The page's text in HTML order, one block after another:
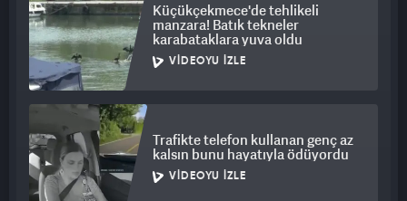
Küçükçekmece'de tehlikeli
manzara! Batık tekneler
karabataklara yuva oldu
VIDEOYU İZLE
Trafikte telefon kullanan genç az
kalsın bunu hayatıyla ödüyordu
VIDEOYU İZLE